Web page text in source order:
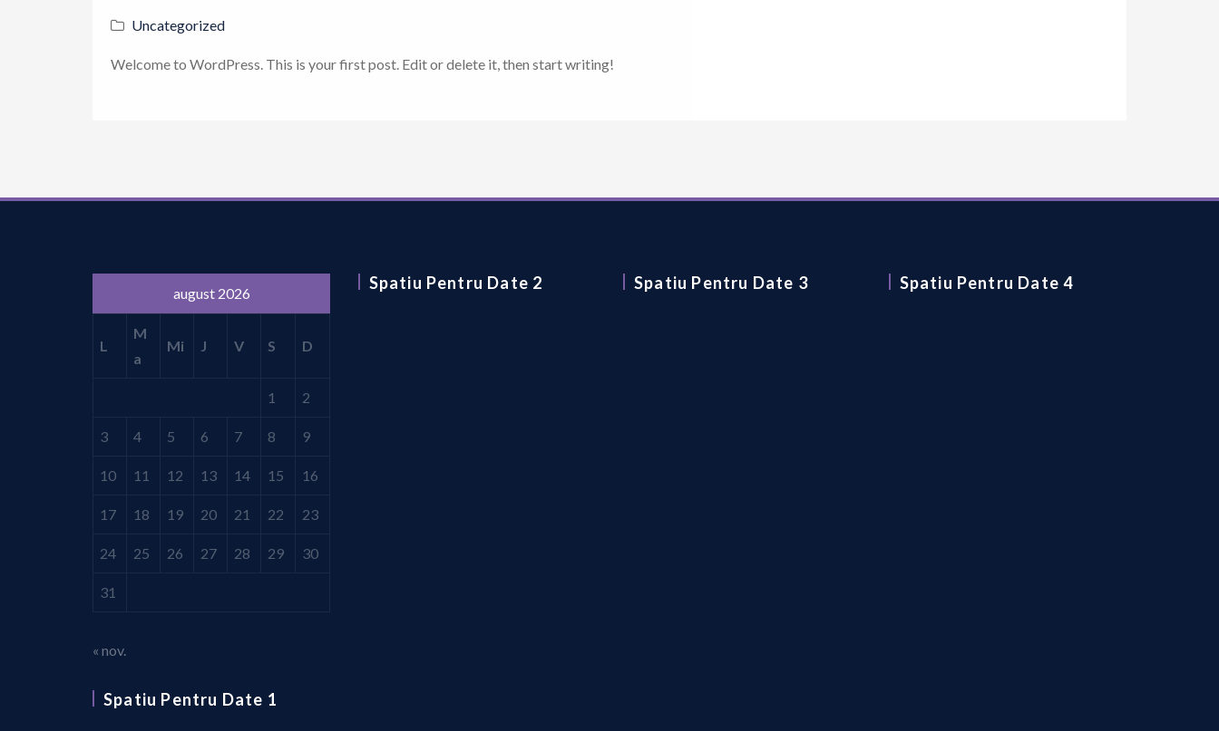
Uncategorized
Welcome to WordPress. This is your first post. Edit or delete it, then start writing!
august 2026
L
M
a
Mi J V S D
1 2
3 4 5 6 7 8 9
10 11 12 13 14 15 16
17 18 19 20 21 22 23
24 25 26 27 28 29 30
31
« nov.
Spatiu Pentru Date 1
Spatiu Pentru Date 2 Spatiu Pentru Date 3 Spatiu Pentru Date 4